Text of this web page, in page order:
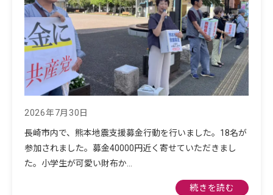
2026年7月30日
長崎市内で、熊本地震支援募金行動を行いました。18名が
参加されました。募金40000円近く寄せていただきまし
た。小学生が可愛い財布か…
続きを読む